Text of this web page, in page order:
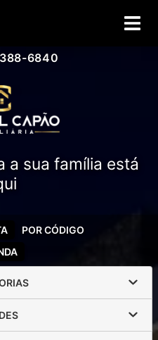
6840
a sua família está
POR CÓDIGO